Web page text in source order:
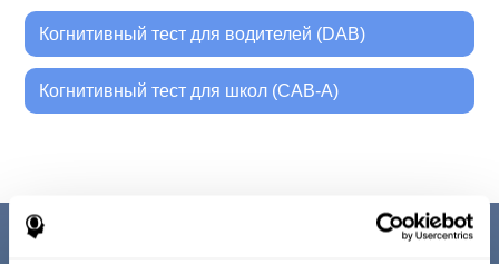
Когнитивный тест для водителей (DAB)
Когнитивный тест для школ (CAB-A)